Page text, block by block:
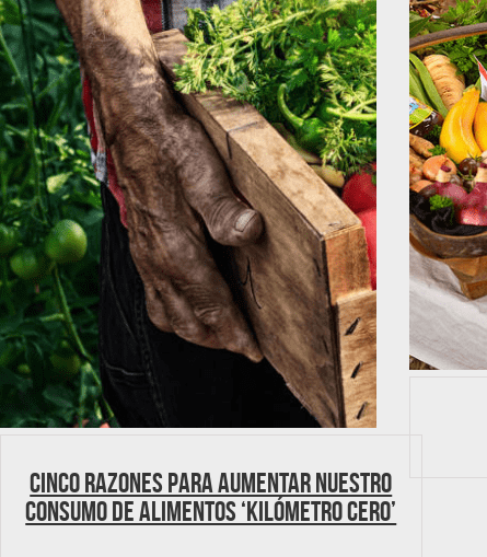
Cinco razones para aumentar nuestro
consumo de alimentos ‘kilómetro cero’